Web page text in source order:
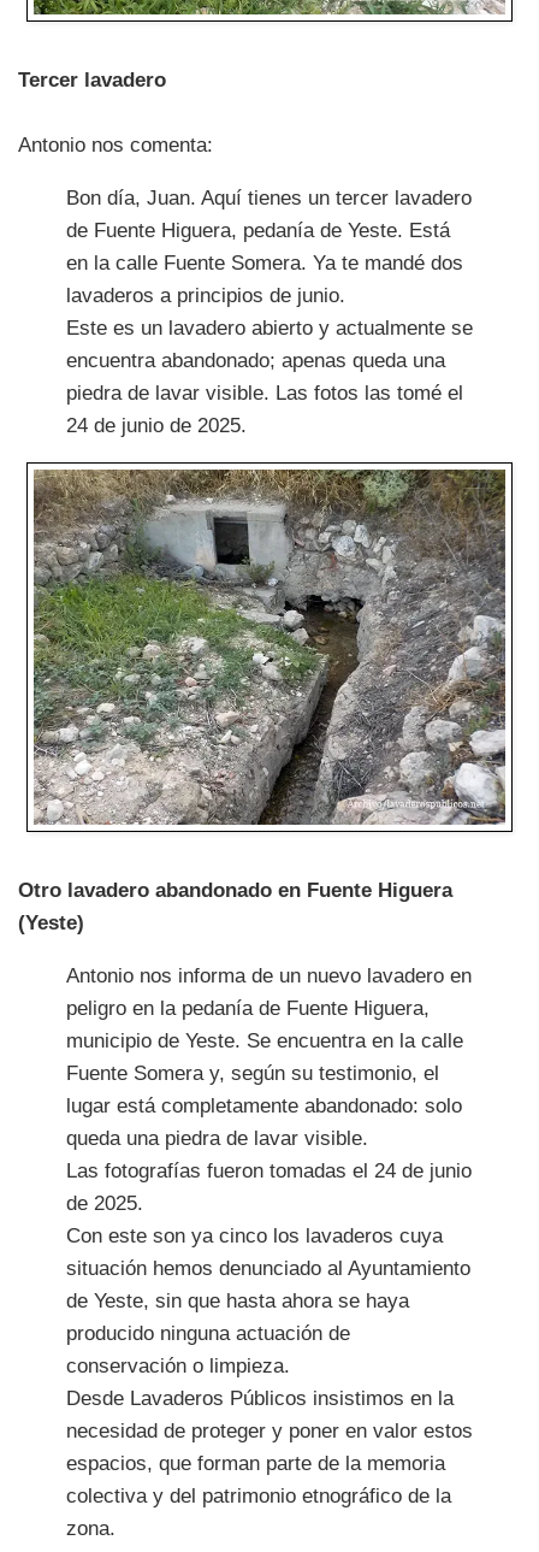
Tercer lavadero
Antonio nos comenta:
Bon día, Juan. Aquí tienes un tercer lavadero
de Fuente Higuera, pedanía de Yeste. Está
en la calle Fuente Somera. Ya te mandé dos
lavaderos a principios de junio.
Este es un lavadero abierto y actualmente se
encuentra abandonado; apenas queda una
piedra de lavar visible. Las fotos las tomé el
24 de junio de 2025.
Otro lavadero abandonado en Fuente Higuera
(Yeste)
Antonio nos informa de un nuevo lavadero en
peligro en la pedanía de Fuente Higuera,
municipio de Yeste. Se encuentra en la calle
Fuente Somera y, según su testimonio, el
lugar está completamente abandonado: solo
queda una piedra de lavar visible.
Las fotografías fueron tomadas el 24 de junio
de 2025.
Con este son ya cinco los lavaderos cuya
situación hemos denunciado al Ayuntamiento
de Yeste, sin que hasta ahora se haya
producido ninguna actuación de
conservación o limpieza.
Desde Lavaderos Públicos insistimos en la
necesidad de proteger y poner en valor estos
espacios, que forman parte de la memoria
colectiva y del patrimonio etnográfico de la
zona.